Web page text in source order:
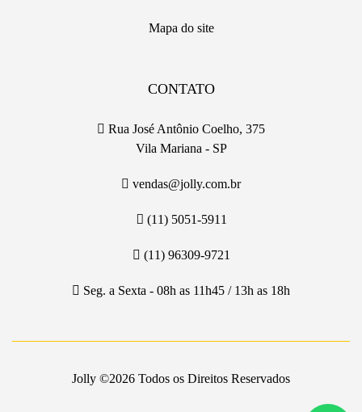
Mapa do site
CONTATO
Rua José Antônio Coelho, 375
Vila Mariana - SP
vendas@jolly.com.br
(11) 5051-5911
(11) 96309-9721
Seg. a Sexta - 08h as 11h45 / 13h as 18h
Jolly ©2026 Todos os Direitos Reservados